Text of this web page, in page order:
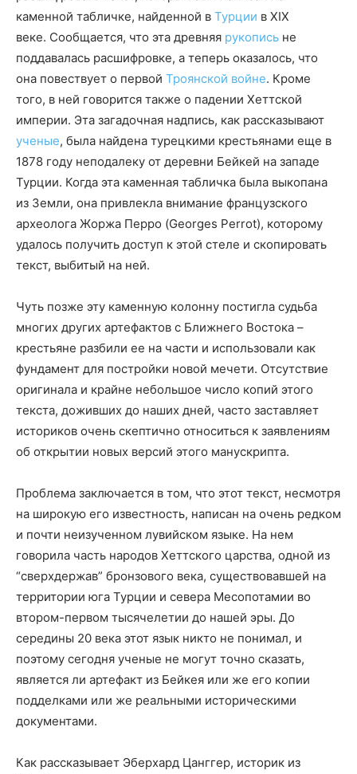
каменной табличке, найденной в Турции в XIX
веке. Сообщается, что эта древняя рукопись не
поддавалась расшифровке, а теперь оказалось, что
она повествует о первой Троянской войне. Кроме
того, в ней говорится также о падении Хеттской
империи. Эта загадочная надпись, как рассказывают
ученые, была найдена турецкими крестьянами еще в
1878 году неподалеку от деревни Бейкей на западе
Турции. Когда эта каменная табличка была выкопана
из Земли, она привлекла внимание французского
археолога Жоржа Перро (Georges Perrot), которому
удалось получить доступ к этой стеле и скопировать
текст, выбитый на ней.
Чуть позже эту каменную колонну постигла судьба
многих других артефактов с Ближнего Востока –
крестьяне разбили ее на части и использовали как
фундамент для постройки новой мечети. Отсутствие
оригинала и крайне небольшое число копий этого
текста, доживших до наших дней, часто заставляет
историков очень скептично относиться к заявлениям
об открытии новых версий этого манускрипта.
Проблема заключается в том, что этот текст, несмотря
на широкую его известность, написан на очень редком
и почти неизученном лувийском языке. На нем
говорила часть народов Хеттского царства, одной из
“сверхдержав” бронзового века, существовавшей на
территории юга Турции и севера Месопотамии во
втором-первом тысячелетии до нашей эры. До
середины 20 века этот язык никто не понимал, и
поэтому сегодня ученые не могут точно сказать,
является ли артефакт из Бейкея или же его копии
подделками или же реальными историческими
документами.
Как рассказывает Эберхард Цанггер, историк из